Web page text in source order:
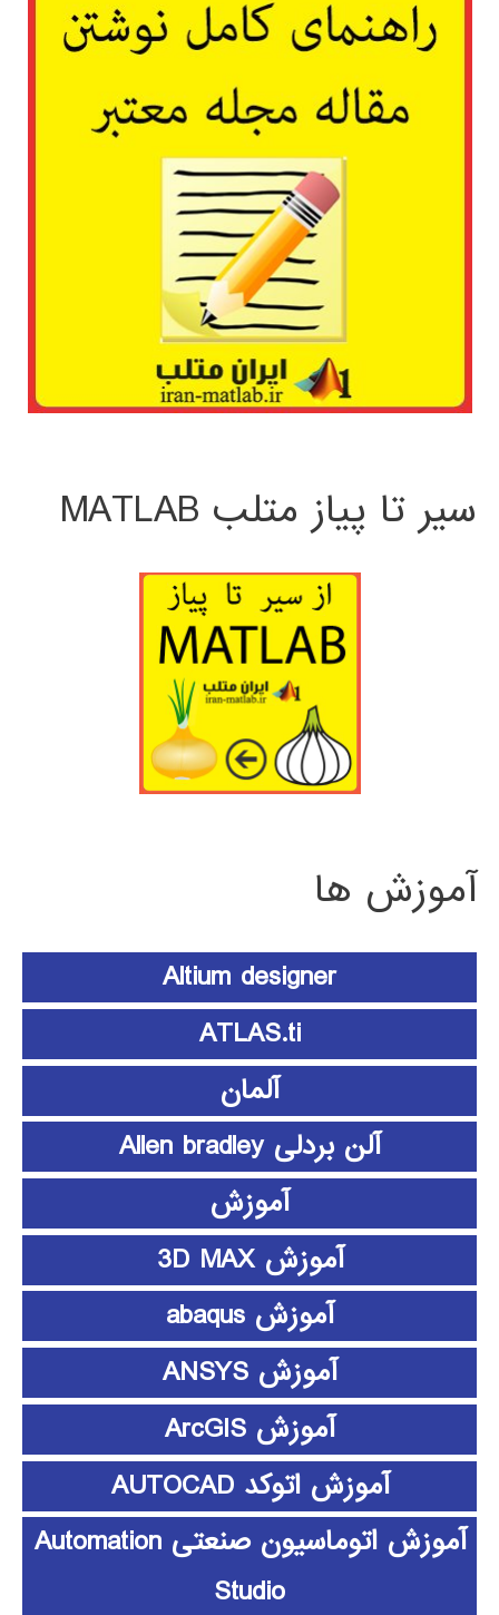
سیر تا پیاز متلب MATLAB
آموزش ها
Altium designer
ATLAS.ti
آلمان
آلن بردلی Allen bradley
آموزش
آموزش 3D MAX
آموزش abaqus
آموزش ANSYS
آموزش ArcGIS
آموزش اتوکد AUTOCAD
آموزش اتوماسیون صنعتی Automation
Studio